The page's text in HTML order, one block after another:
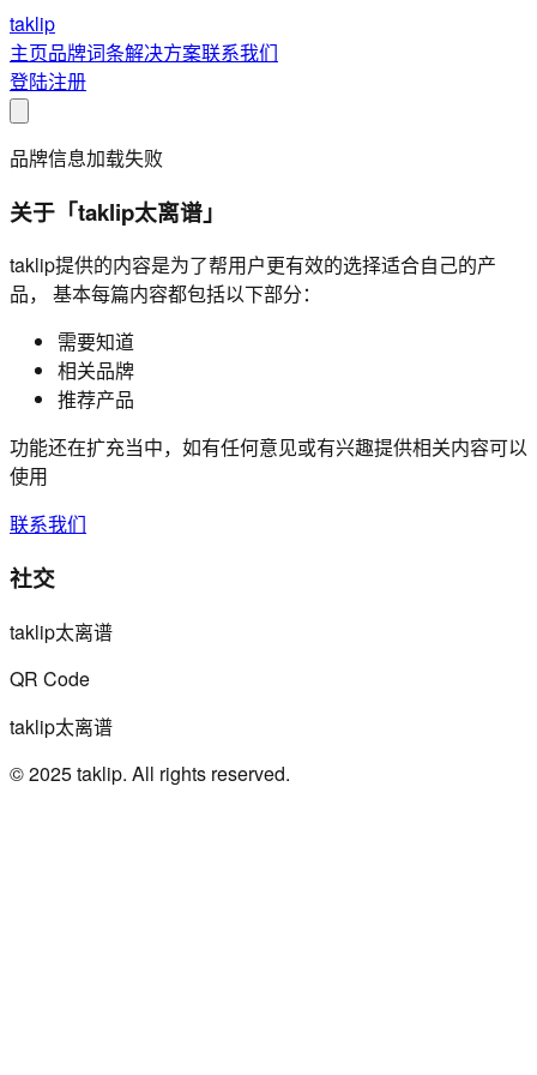
taklip
主页品牌词条解决方案联系我们
登陆注册
品牌信息加载失败
关于「taklip太离谱」
taklip提供的内容是为了帮用户更有效的选择适合自己的产
品， 基本每篇内容都包括以下部分：
需要知道
相关品牌
推荐产品
功能还在扩充当中，如有任何意见或有兴趣提供相关内容可以
使用
联系我们
社交
taklip太离谱
QR Code
taklip太离谱
© 2025 taklip. All rights reserved.